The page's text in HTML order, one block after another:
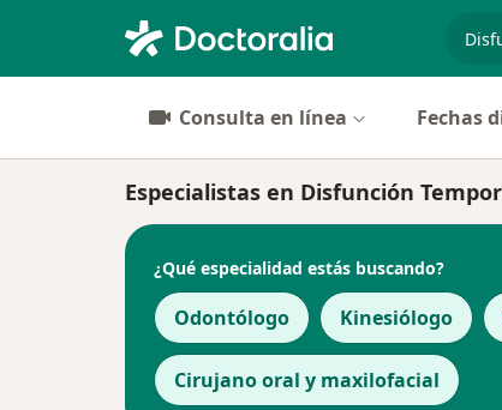
Consulta en línea Fechas
Especialistas en Disfunción
¿Qué especialidad estás buscando?
Odontólogo Kinesiólogo
Cirujano oral y maxilofacial